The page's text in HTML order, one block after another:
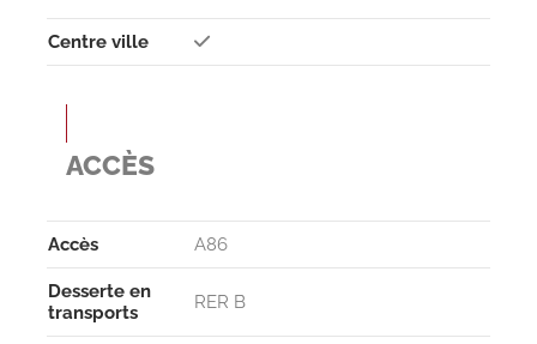
Centre ville
ACCÈS
Accès A86
Desserte en
transports
RER B